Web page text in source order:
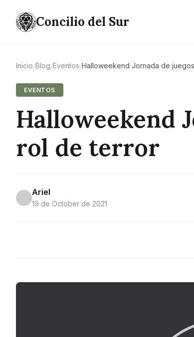
Concilio del Sur
Inicio/Blog/Eventos/Halloweekend Jornada de
EVENTOS
Halloweekend
rol de terror
Ariel
19 de October de 2021